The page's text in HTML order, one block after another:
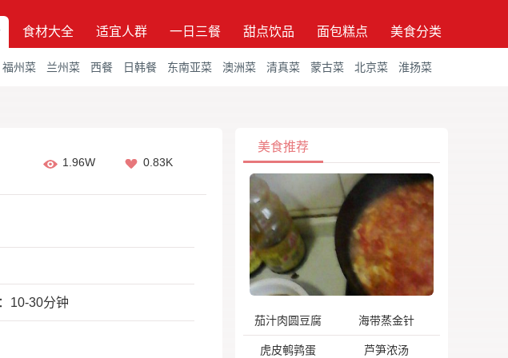
食材大全 适宜人群 一日三餐 甜点饮品 面包糕点 美食分类
福州菜 兰州菜 西餐 日韩餐 东南亚菜 澳洲菜 清真菜 蒙古菜 北京菜 淮扬菜
1.96W 0.83K
10-30分钟
美食推荐
茄汁肉圆豆腐 海带蒸金针
虎皮鹌鹑蛋 芦笋浓汤